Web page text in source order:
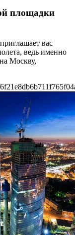
площадки
вас
ведь именно
Москву,